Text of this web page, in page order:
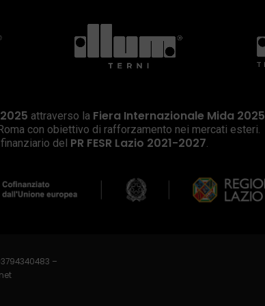
attraverso la Fiera Internazionale Mida 2025
con obiettivo di rafforzamento nei mercati esteri.
del PR FESR Lazio 2021-2027.
–